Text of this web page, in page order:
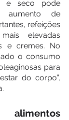
e seco pode
aumento de
refeições
elevadas
e cremes. No
o consumo
para
do corpo”,